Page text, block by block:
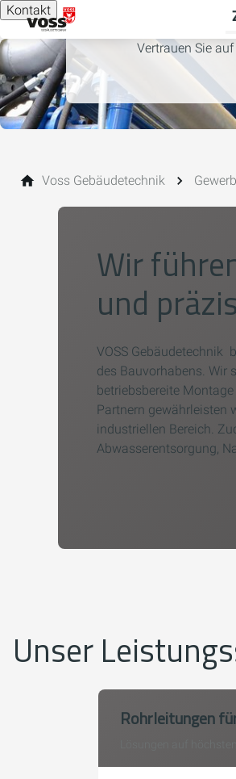
Kontakt
Vertrauen Sie
Voss Gebäudetechnik
Wir
und
VOSS Gebäudetechnik
des Bauvorhabens. Wir
betriebsbereite
Partnern gewährleisten
industriellen Bereich.
Abwasserentsorgung,
Unser
Rohrleitungen